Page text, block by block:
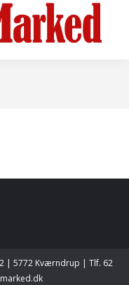
| 5772 Kværndrup | Tlf. 62